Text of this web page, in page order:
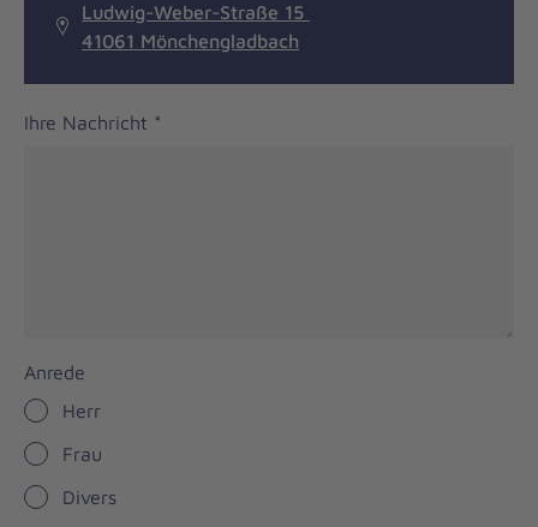
Ludwig-Weber-Straße 15
41061 Mönchengladbach
Ihre Nachricht *
Anrede
Herr
Frau
Divers